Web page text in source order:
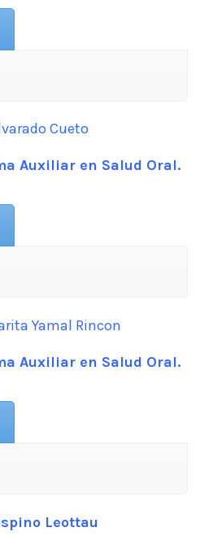
Cueto
Auxiliar en Salud Oral.
Yamal Rincon
Auxiliar en Salud Oral.
Leottau